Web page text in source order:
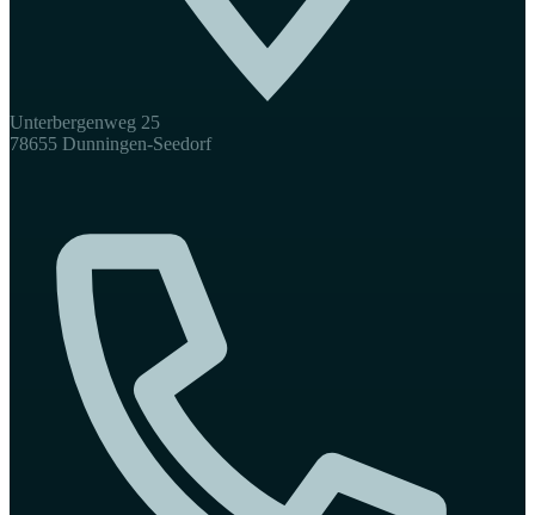
Unterbergenweg 25
78655 Dunningen-Seedorf